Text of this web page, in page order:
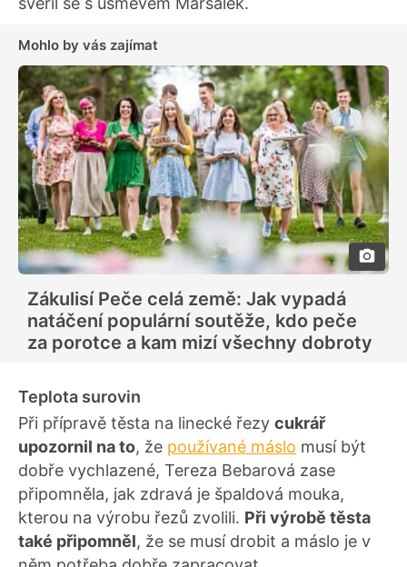
Mohlo by vás zajímat
Zákulisí Peče celá země: Jak vypadá
natáčení populární soutěže, kdo peče
za porotce a kam mizí všechny dobroty
Teplota surovin
Při přípravě těsta na linecké řezy cukrář
upozornil na to, že používané máslo musí být
dobře vychlazené, Tereza Bebarová zase
připomněla, jak zdravá je špaldová mouka,
kterou na výrobu řezů zvolili. Při výrobě těsta
také připomněl, že se musí drobit a máslo je v